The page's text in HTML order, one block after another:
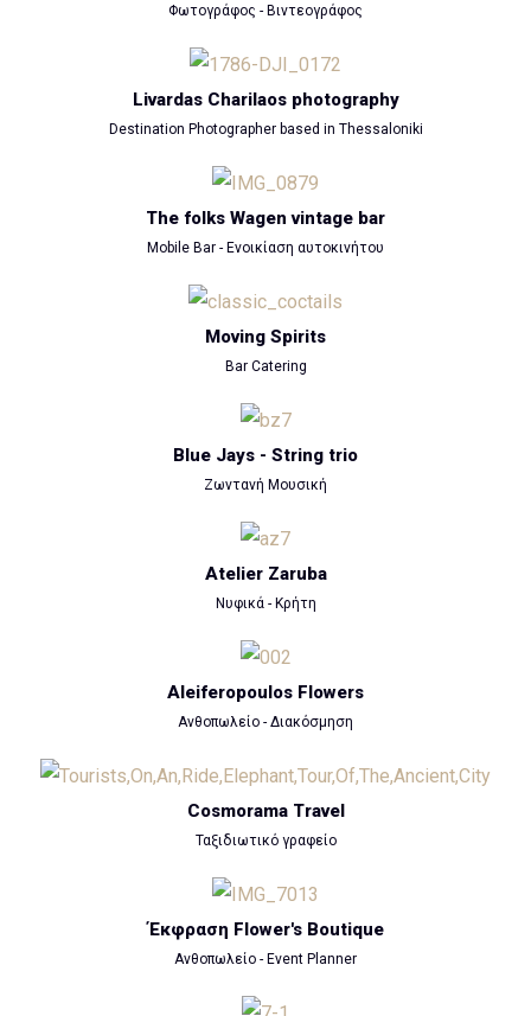
Φωτογράφος - Βιντεογράφος
Livardas Charilaos photography
Destination Photographer based in Thessaloniki
The folks Wagen vintage bar
Mobile Bar - Ενοικίαση αυτοκινήτου
Moving Spirits
Bar Catering
Blue Jays - String trio
Ζωντανή Μουσική
Atelier Zaruba
Νυφικά - Κρήτη
Aleiferopoulos Flowers
Ανθοπωλείο - Διακόσμηση
Cosmorama Travel
Ταξιδιωτικό γραφείο
Έκφραση Flower's Boutique
Ανθοπωλείο - Event Planner